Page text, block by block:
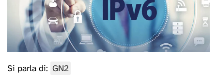
Si parla di: GN2